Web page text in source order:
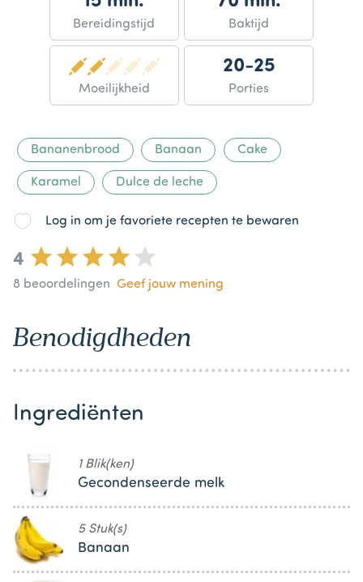
Bereidingstijd Baktijd
Moeilijkheid
20-25
Porties
Bananenbrood Banaan Cake
Karamel Dulce de leche
Log in om je favoriete recepten te bewaren
4
8 beoordelingen Geef jouw mening
Benodigdheden
Ingrediënten
1 Blik(ken)
Gecondenseerde melk
5 Stuk(s)
Banaan